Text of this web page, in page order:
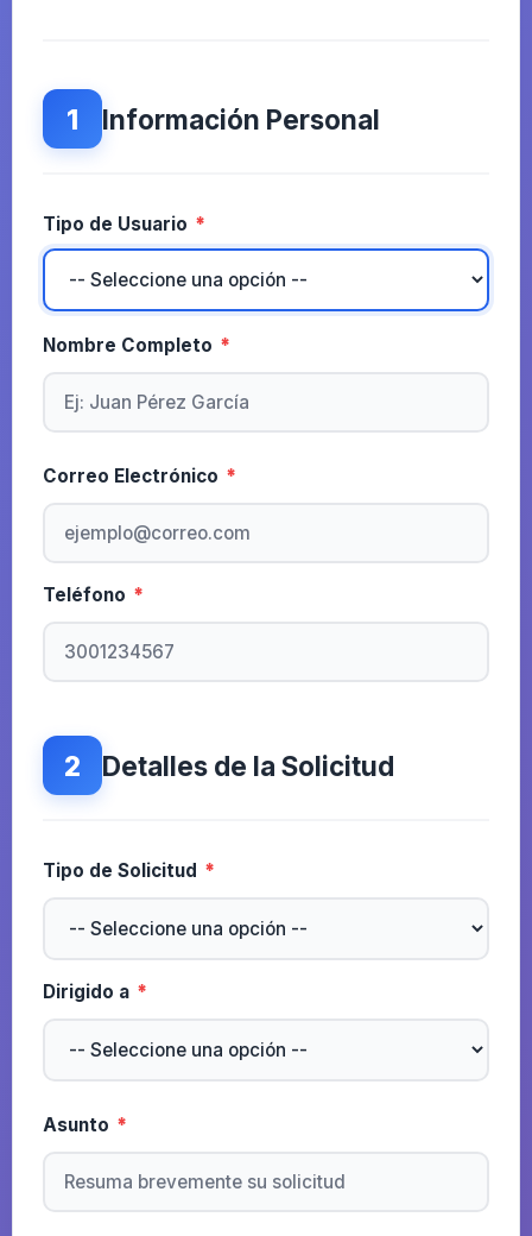
1 Información Personal
Tipo de Usuario *
Nombre Completo *
Correo Electrónico *
Teléfono *
2 Detalles de la Solicitud
Tipo de Solicitud *
Dirigido a *
Asunto *